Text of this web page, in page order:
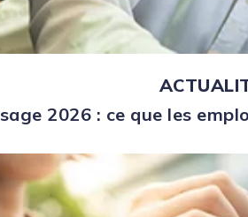
2026 : ce que les